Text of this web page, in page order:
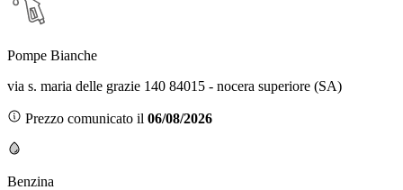
Pompe Bianche
via s. maria delle grazie 140 84015 - nocera superiore (SA)
Prezzo comunicato il 06/08/2026
Benzina